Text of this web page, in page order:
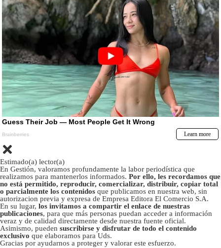
Estimado(a) lector(a)
En Gestión, valoramos profundamente la labor periodística que
realizamos para mantenerlos informados. Por ello, les recordamos que
no está permitido, reproducir, comercializar, distribuir, copiar total
o parcialmente los contenidos que publicamos en nuestra web, sin
autorizacion previa y expresa de Empresa Editora El Comercio S.A.
En su lugar, los invitamos a compartir el enlace de nuestras
publicaciones, para que más personas puedan acceder a información
veraz y de calidad directamente desde nuestra fuente oficial.
Asimismo, pueden suscribirse y disfrutar de todo el contenido
exclusivo que elaboramos para Uds.
Gracias por ayudarnos a proteger y valorar este esfuerzo.